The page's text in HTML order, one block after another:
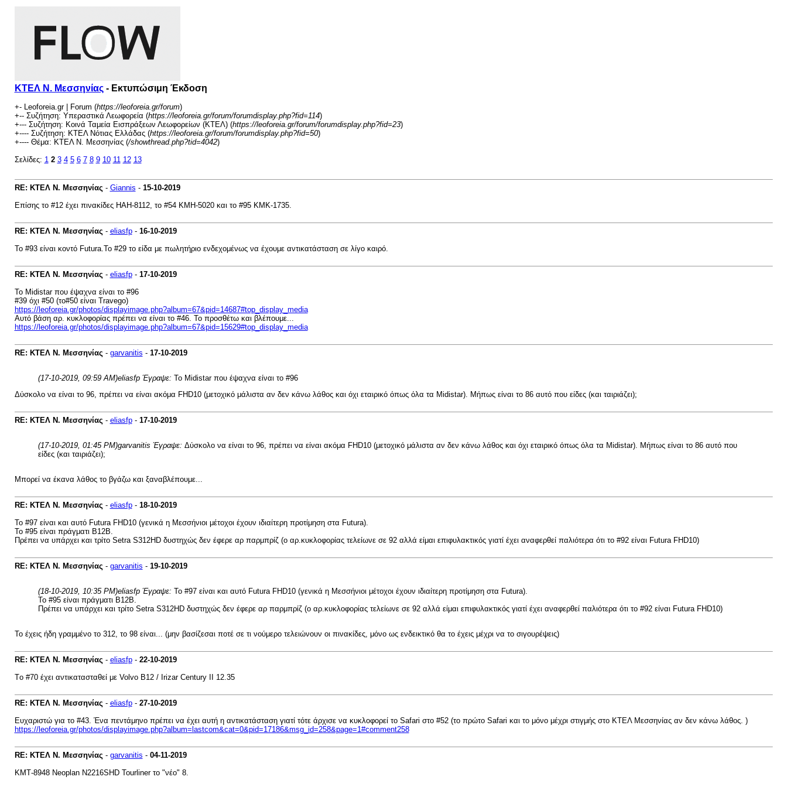
ΚΤΕΛ Ν. Μεσσηνίας- Εκτυπώσιμη Έκδοση
+- Leoforeia.gr | Forum (https://leoforeia.gr/forum)
+-- Συζήτηση: Υπεραστικά Λεωφορεία (https://leoforeia.gr/forum/forumdisplay.php?fid=114)
+--- Συζήτηση: Κοινά Ταμεία Εισπράξεων Λεωφορείων (ΚΤΕΛ) (https://leoforeia.gr/forum/forumdisplay.php?fid=23)
+---- Συζήτηση: ΚΤΕΛ Νότιας Ελλάδας (https://leoforeia.gr/forum/forumdisplay.php?fid=50)
+---- Θέμα: ΚΤΕΛ Ν. Μεσσηνίας (/showthread.php?tid=4042)
Σελίδες: 1 2 3 4 5 6 7 8 9 10 11 12 13
RE: ΚΤΕΛ Ν. Μεσσηνίας - Giannis - 15-10-2019
Επίσης το #12 έχει πινακίδες ΗΑΗ-8112, το #54 ΚΜΗ-5020 και το #95 ΚΜΚ-1735.
RE: ΚΤΕΛ Ν. Μεσσηνίας - eliasfp- 16-10-2019
Το #93 είναι κοντό Futura.To #29 το είδα με πωλητήριο ενδεχομένως να έχουμε αντικατάσταση σε λίγο καιρό.
RE: ΚΤΕΛ Ν. Μεσσηνίας - eliasfp- 17-10-2019
Το Midistar που έψαχνα είναι το #96
#39 όχι #50 (το#50 είναι Travego)
https://leoforeia.gr/photos/displayimage.php?album=67&pid=14687#top_display_media
Αυτό βάση αρ. κυκλοφορίας πρέπει να είναι το #46. Το προσθέτω και βλέπουμε...
https://leoforeia.gr/photos/displayimage.php?album=67&pid=15629#top_display_media
RE: ΚΤΕΛ Ν. Μεσσηνίας - garvanitis - 17-10-2019
(17-10-2019, 09:59 AM)eliasfp Έγραψε: Το Midistar που έψαχνα είναι το #96
Δύσκολο να είναι το 96, πρέπει να είναι ακόμα FHD10 (μετοχικό μάλιστα αν δεν κάνω λάθος και όχι εταιρικό όπως όλα τα Midistar). Μήπως είναι το 86 αυτό που είδες (και ταιριάζει);
RE: ΚΤΕΛ Ν. Μεσσηνίας - eliasfp- 17-10-2019
(17-10-2019, 01:45 PM)garvanitis Έγραψε: Δύσκολο να είναι το 96, πρέπει να είναι ακόμα FHD10 (μετοχικό μάλιστα αν δεν κάνω λάθος και όχι εταιρικό όπως όλα τα Midistar). Μήπως είναι το 86 αυτό που
είδες (και ταιριάζει);
Μπορεί να έκανα λάθος το βγάζω και ξαναβλέπουμε...
RE: ΚΤΕΛ Ν. Μεσσηνίας - eliasfp- 18-10-2019
To #97 είναι και αυτό Futura FHD10 (γενικά η Μεσσήνιοι μέτοχοι έχουν ιδιαίτερη προτίμηση στα Futura).
To #95 είναι πράγματι Β12Β.
Πρέπει να υπάρχει και τρίτο Setra S312HD δυστηχώς δεν έφερε αρ παρμπρίζ (ο αρ.κυκλοφορίας τελείωνε σε 92 αλλά είμαι επιφυλακτικός γιατί έχει αναφερθεί παλιότερα ότι το #92 είναι Futura FHD10)
RE: ΚΤΕΛ Ν. Μεσσηνίας - garvanitis - 19-10-2019
(18-10-2019, 10:35 PM)eliasfp Έγραψε: To #97 είναι και αυτό Futura FHD10 (γενικά η Μεσσήνιοι μέτοχοι έχουν ιδιαίτερη προτίμηση στα Futura).
To #95 είναι πράγματι Β12Β.
Πρέπει να υπάρχει και τρίτο Setra S312HD δυστηχώς δεν έφερε αρ παρμπρίζ (ο αρ.κυκλοφορίας τελείωνε σε 92 αλλά είμαι επιφυλακτικός γιατί έχει αναφερθεί παλιότερα ότι το #92 είναι Futura FHD10)
Το έχεις ήδη γραμμένο το 312, το 98 είναι... (μην βασίζεσαι ποτέ σε τι νούμερο τελειώνουν οι πινακίδες, μόνο ως ενδεικτικό θα το έχεις μέχρι να το σιγουρέψεις)
RE: ΚΤΕΛ Ν. Μεσσηνίας - eliasfp- 22-10-2019
Tο #70 έχει αντικατασταθεί με Volvo B12 / Irizar Century II 12.35
RE: ΚΤΕΛ Ν. Μεσσηνίας - eliasfp- 27-10-2019
Ευχαριστώ για το #43. Ένα πεντάμηνο πρέπει να έχει αυτή η αντικατάσταση γιατί τότε άρχισε να κυκλοφορεί το Safari στο #52 (το πρώτο Safari και το μόνο μέχρι στιγμής στο ΚΤΕΛ Μεσσηνίας αν δεν κάνω λάθος. )
https://leoforeia.gr/photos/displayimage.php?album=lastcom&cat=0&pid=17186&msg_id=258&page=1#comment258
RE: ΚΤΕΛ Ν. Μεσσηνίας - garvanitis - 04-11-2019
ΚΜΤ-8948 Neoplan N2216SHD Tourliner το "νέο" 8.